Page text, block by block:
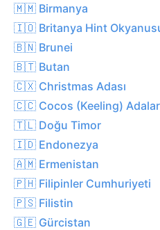
🇲🇲 Birmanya
🇮🇴 Britanya Hint
🇧🇳 Brunei
🇧🇹 Butan
🇨🇽 Christmas Adası
🇨🇨 Cocos (Keeling)
🇹🇱 Doğu Timor
🇮🇩 Endonezya
🇦🇲 Ermenistan
🇵🇭 Filipinler Cumhuriyeti
🇵🇸 Filistin
🇬🇪 Gürcistan